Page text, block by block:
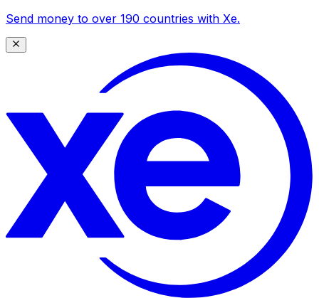
Send money to over 190 countries with Xe.